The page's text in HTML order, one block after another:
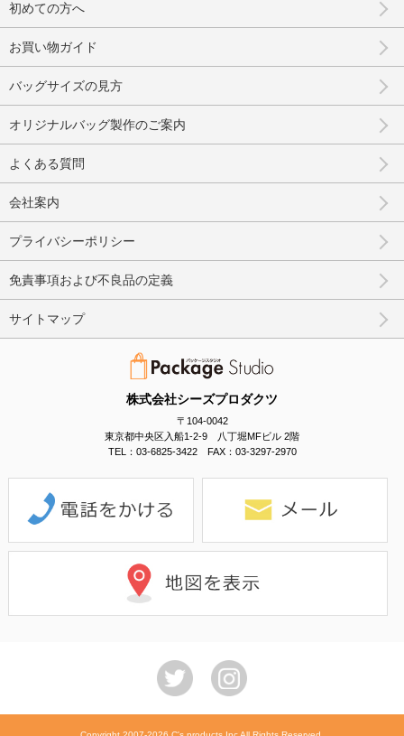
株式会社シーズプロダクツ
〒104-0042
東京都中央区入船1-2-9 八丁堀MFビル 2階
TEL：03-6825-3422 FAX：03-3297-2970
初めての方へ
お買い物ガイド
バッグサイズの見方
オリジナルバッグ製作のご案内
よくある質問
会社案内
プライバシーポリシー
免責事項および不良品の定義
サイトマップ